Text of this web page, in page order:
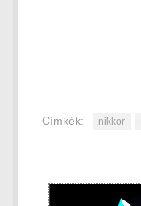
Címkék: nikkor